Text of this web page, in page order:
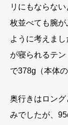
リにもならな
枚並べても腕
ように考えま
が寝られるテ
で378g（本体
奥行きはロン
みでしたが、